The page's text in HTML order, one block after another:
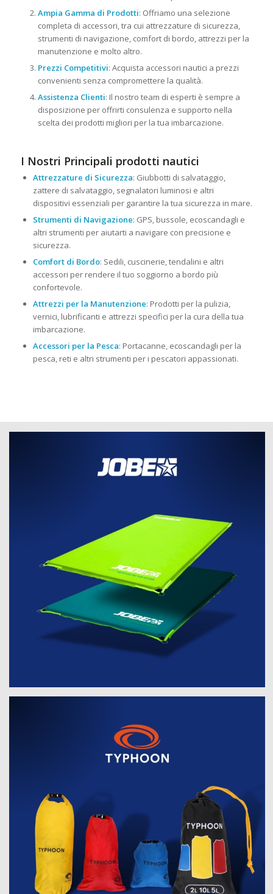
Ampia Gamma di Prodotti: Offriamo una selezione
completa di accessori, tra cui attrezzature di sicurezza,
strumenti di navigazione, comfort di bordo, attrezzi per la
manutenzione e molto altro.
Prezzi Competitivi: Acquista accessori nautici a prezzi
convenienti senza compromettere la qualità.
Assistenza Clienti: Il nostro team di esperti è sempre a
disposizione per offrirti consulenza e supporto nella
scelta dei prodotti migliori per la tua imbarcazione.
I Nostri Principali prodotti nautici
Attrezzature di Sicurezza: Giubbotti di salvataggio,
zattere di salvataggio, segnalatori luminosi e altri
dispositivi essenziali per garantire la tua sicurezza in mare.
Strumenti di Navigazione: GPS, bussole, ecoscandagli e
altri strumenti per aiutarti a navigare con precisione e
sicurezza.
Comfort di Bordo: Sedili, cuscinerie, tendalini e altri
accessori per rendere il tuo soggiorno a bordo più
confortevole.
Attrezzi per la Manutenzione: Prodotti per la pulizia,
vernici, lubrificanti e attrezzi specifici per la cura della tua
imbarcazione.
Accessori per la Pesca: Portacanne, ecoscandagli per la
pesca, reti e altri strumenti per i pescatori appassionati.